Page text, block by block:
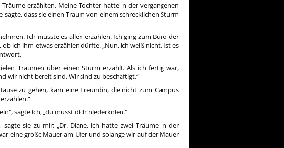
Träume erzählten. Meine Tochter hatte in der vergangenen
dass sie einen Traum von einem schrecklichen Sturm
Ich musste es allen erzählen. Ich ging zum Büro der
ich ihm etwas erzählen dürfte. „Nun, ich weiß nicht. Ist es
Träumen über einen Sturm erzählt. Als ich fertig war,
wir nicht bereit sind. Wir sind zu beschäftigt.“
zu gehen, kam eine Freundin, die nicht zum Campus
sagte ich, „du musst dich niederknien.“
sie zu mir: „Dr. Diane, ich hatte zwei Träume in der
eine große Mauer am Ufer und solange wir auf der Mauer